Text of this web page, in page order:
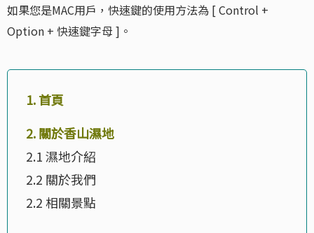
如果您是MAC用戶，快速鍵的使用方法為 [ Control +
Option + 快速鍵字母 ]。
1. 首頁
2. 關於香山濕地
2.1 濕地介紹
2.2 關於我們
2.2 相關景點